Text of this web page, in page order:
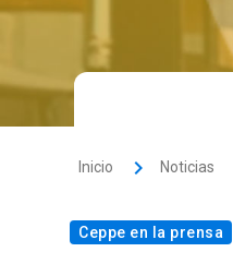
Inicio Noticias
Ceppe en la prensa